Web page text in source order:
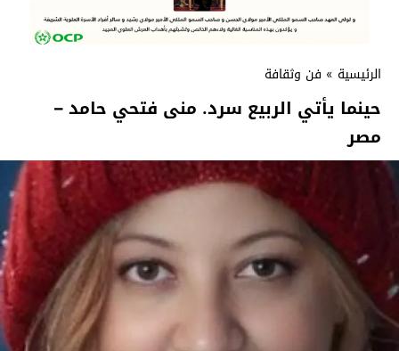
الرئيسية » فن وثقافة
حينما يأتي الربيع سرد. منى فتحي حامد –
مصر